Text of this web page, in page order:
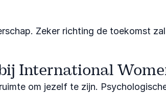
Zeker richting de toekomst
International
om jezelf te zijn.